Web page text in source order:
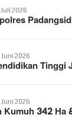
Juli 2026
Juni 2026
Tinggi
Juni 2026
Kumuh 342 Ha